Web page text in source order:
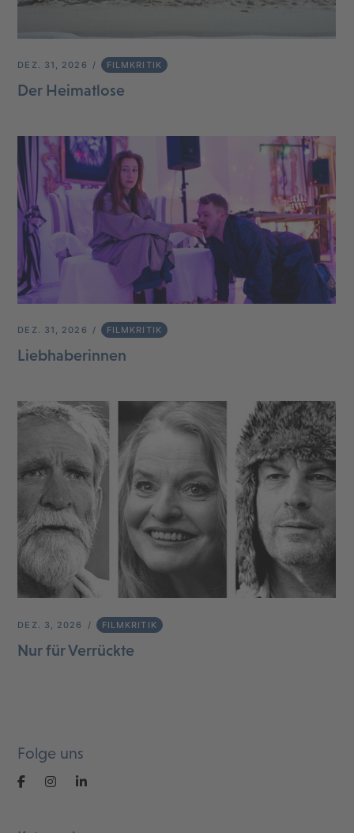
DEZ. 31, 2026 FILMKRITIK
Der Heimatlose
DEZ. 31, 2026 FILMKRITIK
Liebhaberinnen
DEZ. 3, 2026 FILMKRITIK
Nur für Verrückte
Folge uns